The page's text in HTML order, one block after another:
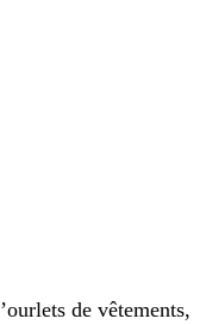
de vêtements,